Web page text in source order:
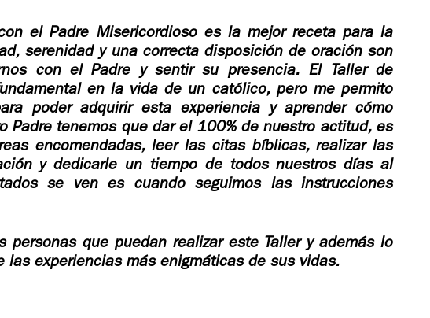
el Padre Misericordioso es la mejor receta para la
serenidad y una correcta disposición de oración son
con el Padre y sentir su presencia. El Taller de
en la vida de un católico, pero me permito
poder adquirir esta experiencia y aprender cómo
Padre tenemos que dar el 100% de nuestro actitud, es
encomendadas, leer las citas bíblicas, realizar las
y dedicarle un tiempo de todos nuestros días al
se ven es cuando seguimos las instrucciones
personas que puedan realizar este Taller y además lo
las experiencias más enigmáticas de sus vidas.